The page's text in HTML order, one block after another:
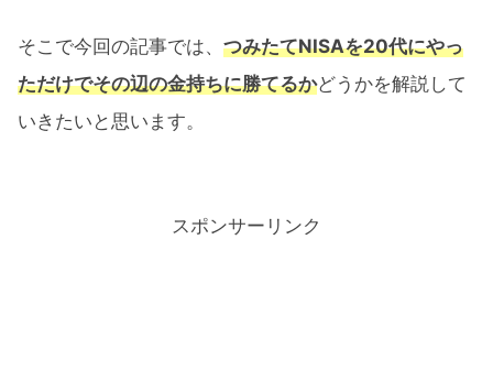
そこで今回の記事では、 つみたてNISAを20代にやっ
ただけでその辺の金持ちに勝てるかどうかを解説して
いきたいと思います。
スポンサーリンク